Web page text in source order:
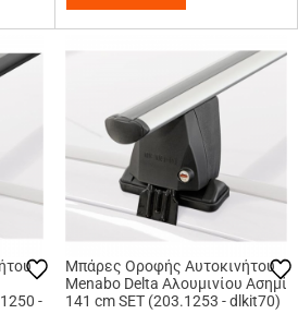
-
Μπάρες Οροφής Αυτοκινήτου
Menabo Delta Αλουμινίου Ασημί
141 cm SET (203.1253 - dlkit70)